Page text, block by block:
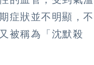
症狀並不明顯，不
被稱為「沈默殺